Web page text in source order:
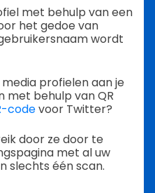
met behulp van een
het gedoe van
wordt
profielen aan je
met behulp van QR
codevoor Twitter?
door ze door te
met al uw
slechts één scan.